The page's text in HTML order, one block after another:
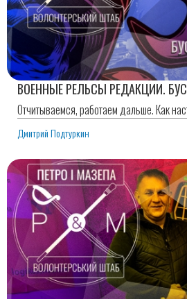
ВОЕННЫЕ РЕЛЬСЫ РЕДАКЦИИ.
Отчитываемся, работаем дальше. Как
Дмитрий Подтуркин